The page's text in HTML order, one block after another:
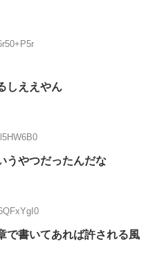
しええやん
うやつだったんだな
で書いてあれば許される風